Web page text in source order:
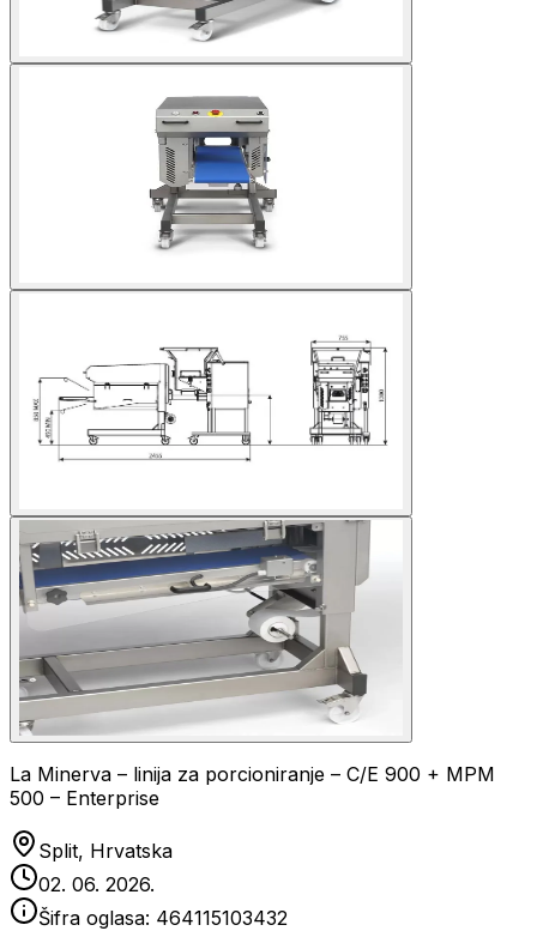
La Minerva – linija za porcioniranje – C/E 900 + MPM
500 – Enterprise
Split, Hrvatska
02. 06. 2026.
Šifra oglasa: 464115103432